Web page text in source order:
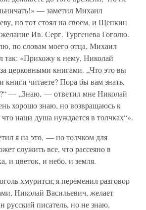
— заметил Михаил
но тот стоял на своем, и Щепкин
желание Ив. Серг. Тургенева Гоголю.
по словам моего отца, Михаил
так: «Прихожу к нему, Николай
церковными книгами. „Что это вы
книги читаете? Пора бы вам знать,
— „Знаю, — ответил мне Николай
хорошо знаю, но возвращаюсь к
наша душа нуждается в толчках“».
я на это, — но толчком для
служить все, что рассеяно в
и цветок, и небо, и земля.
хмурится; я переменил разговор
Николай Васильевич, желает
русский писатель, но не знаю,